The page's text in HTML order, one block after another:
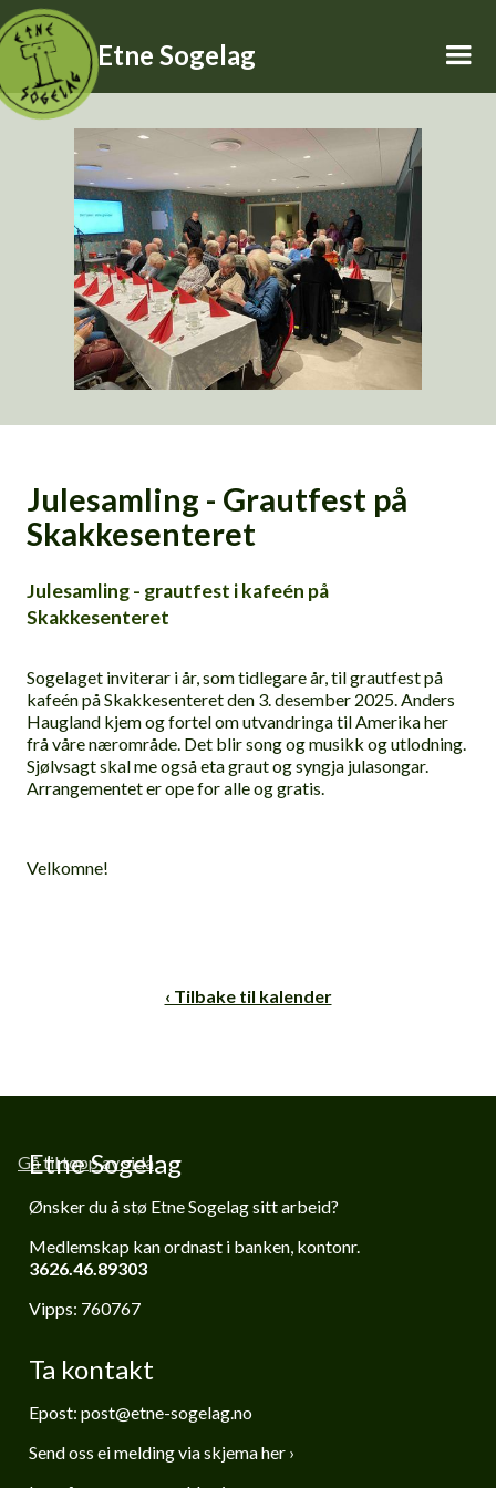
Etne Sogelag
Julesamling - Grautfest på
Skakkesenteret
Julesamling - grautfest i kafeén på
Skakkesenteret
Sogelaget inviterar i år, som tidlegare år, til grautfest på
kafeén på Skakkesenteret den 3. desember 2025. Anders
Haugland kjem og fortel om utvandringa til Amerika her
frå våre nærområde. Det blir song og musikk og utlodning.
Sjølvsagt skal me også eta graut og syngja julasongar.
Arrangementet er ope for alle og gratis.
Velkomne!
‹ Tilbake til kalender
Gå til topp av sida
Etne Sogelag
Ønsker du å stø Etne Sogelag sitt arbeid?
Medlemskap kan ordnast i banken, kontonr.
3626.46.89303
Vipps: 760767
Ta kontakt
Epost: post@etne-sogelag.no
Send oss ei melding via skjema her ›